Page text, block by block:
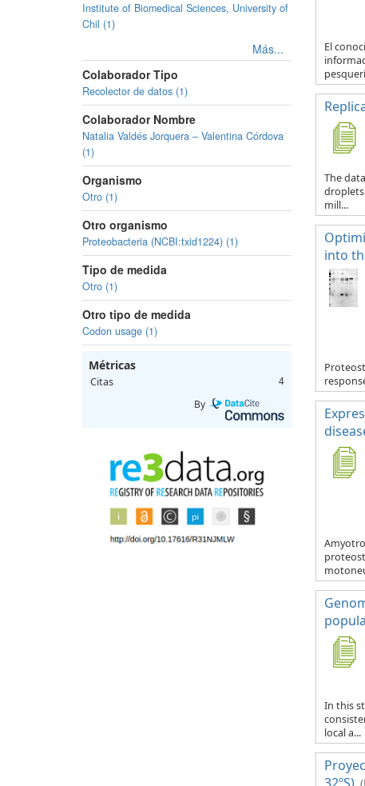
Institute of Biomedical Sciences, University of
Chil (1)
Más...
Colaborador Tipo
Recolector de datos (1)
Colaborador Nombre
Natalia Valdés Jorquera – Valentina Córdova
(1)
Organismo
Otro (1)
Otro organismo
Proteobacteria (NCBI:txid1224) (1)
Tipo de medida
Otro (1)
Otro tipo de medida
Codon usage (1)
Métricas
Citas 4
By
El
The
mill...
into
In this
local a...